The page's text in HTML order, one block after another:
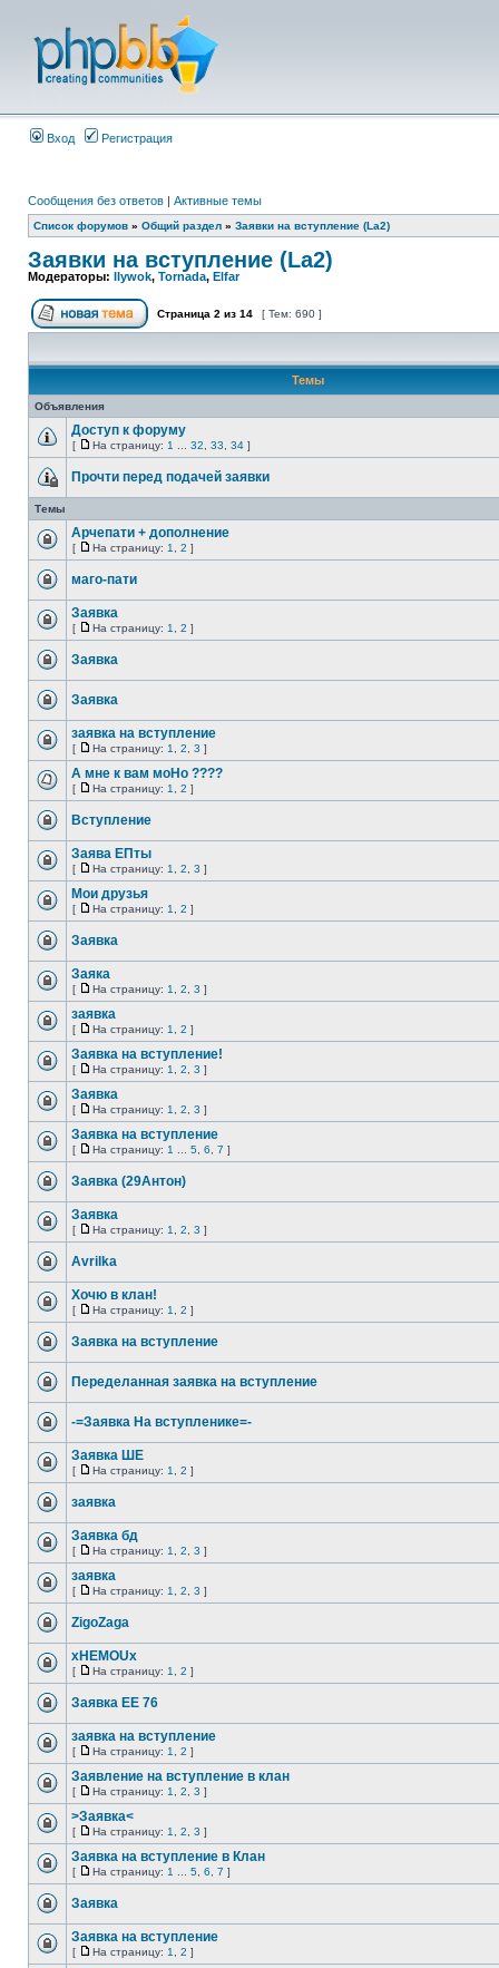
Вход Регистрация
Сообщения без ответов | Активные темы
Список форумов » Общий раздел » Заявки на вступление (La2)
Заявки на вступление (La2)
Модераторы: IIywok, Tornada, Elfar
Страница 2 из 14 [ Тем: 690 ]
Темы
Объявления
Доступ к форуму
[ На страницу: 1 32 33 34 ]
Прочти перед подачей заявки
Темы
Арчепати + дополнение
[ На страницу: 1 2 ]
маго-пати
Заявка
[ На страницу: 1 2 ]
Заявка
Заявка
заявка на вступление
[ На страницу: 1 2 3 ]
А мне к вам моНо ????
[ На страницу: 1 2 ]
Вступление
Заява ЕПты
[ На страницу: 1 2 3 ]
Мои друзья
[ На страницу: 1 2 ]
Заявка
Заяка
[ На страницу: 1 2 3 ]
заявка
[ На страницу: 1 2 ]
Заявка на вступление!
[ На страницу: 1 2 3 ]
Заявка
[ На страницу: 1 2 3 ]
Заявка на вступление
[ На страницу: 1 5 6 7 ]
Заявка (29Антон)
Заявка
[ На страницу: 1 2 3 ]
Avrilka
Хочю в клан!
[ На страницу: 1 2 ]
Заявка на вступление
Переделанная заявка на вступление
-=Заявка На вступленике=-
Заявка ШЕ
[ На страницу: 1 2 ]
заявка
Заявка бд
[ На страницу: 1 2 3 ]
заявка
[ На страницу: 1 2 3 ]
ZigoZaga
xHEMOUx
[ На страницу: 1 2 ]
Заявка ЕЕ 76
заявка на вступление
[ На страницу: 1 2 ]
Заявление на вступление в клан
[ На страницу: 1 2 3 ]
>Заявка<
[ На страницу: 1 2 3 ]
Заявка на вступление в Клан
[ На страницу: 1 5 6 7 ]
Заявка
Заявка на вступление
[ На страницу: 1 2 ]